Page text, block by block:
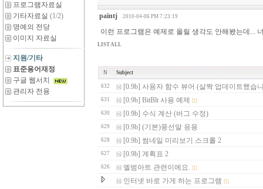
프로그램자료실
기타자료실 (1/2)
명예의 전당
이미지 자료실
지원/기타
표준용어재정
구글 웹서치
관리자 전용
paintj 2010-04-06 PM 7:23:19
이런 프로그램은 예제로 올릴 생각도 안해봤는데...
LIST ALL
N Subject
632 [0.9b] 사용자 함수 뷰어 (살짝 업데이트했습
631 [0.9b] BitBlt 사용 예제 [1]
630 [0.9b] 수식 계산 (버그 수정)
629 [0.9b] (기본)풍선말 응용
628 [0.9b] 썸네일 미리보기 스크롤 2
627 [0.9b] 계획표 2
626 엘범아트 관련이에요. [1]
인터넷 바로 가게 하는 프로그램 [1]